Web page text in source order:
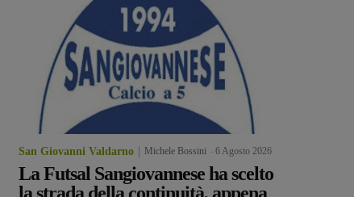
San Giovanni Valdarno Michele Bossini 6 Agosto 2026
La Futsal Sangiovannese ha scelto